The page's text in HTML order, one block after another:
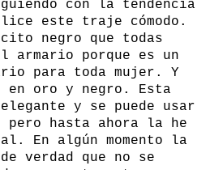
con la tendencia
este traje cómodo.
negro que todas
armario porque es un
para toda mujer. Y
oro y negro. Esta
y se puede usar
pero hasta ahora la he
En algún momento la
verdad que no se